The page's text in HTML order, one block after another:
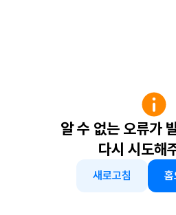
알 수 없는 오류가
다시 시도해
새로고침 홈